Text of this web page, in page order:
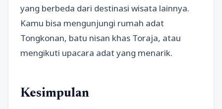
yang berbeda dari destinasi wisata lainnya.
Kamu bisa mengunjungi rumah adat
Tongkonan, batu nisan khas Toraja, atau
mengikuti upacara adat yang menarik.
Kesimpulan